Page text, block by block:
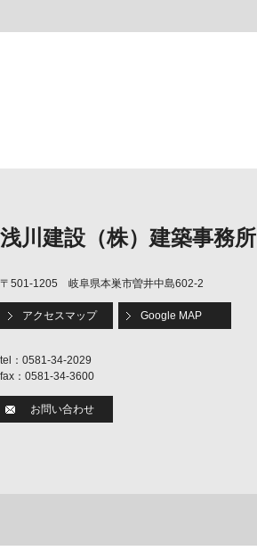
浅川建設（株）建築事務所
〒501-1205 岐阜県本巣市曽井中島602-2
アクセスマップ Google MAP
tel：0581-34-2029
fax：0581-34-3600
お問い合わせ